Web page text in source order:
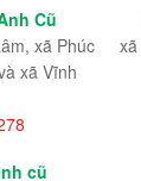
Cũ
xã Phúc
xã Vĩnh
cũ